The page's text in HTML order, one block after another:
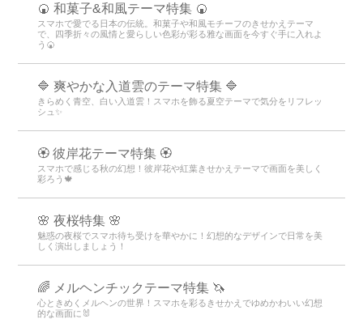
🍘 和菓子&和風テーマ特集 🍘
スマホで愛でる日本の伝統。和菓子や和風モチーフのきせかえテーマ
で、四季折々の風情と愛らしい色彩が彩る雅な画面を今すぐ手に入れよ
う🍘
🔷 爽やかな入道雲のテーマ特集 🔷
きらめく青空、白い入道雲！スマホを飾る夏空テーマで気分をリフレッ
シュ✨
🏵 彼岸花テーマ特集 🏵
スマホで感じる秋の幻想！彼岸花や紅葉きせかえテーマで画面を美しく
彩ろう🍁
🌸 夜桜特集 🌸
魅惑の夜桜でスマホ待ち受けを華やかに！幻想的なデザインで日常を美
しく演出しましょう！
🌈 メルヘンチックテーマ特集 🦄
心ときめくメルヘンの世界！スマホを彩るきせかえでゆめかわいい幻想
的な画面に🐰